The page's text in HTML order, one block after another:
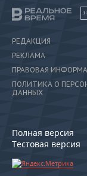
РЕДАКЦИЯ
РЕКЛАМА
ПРАВОВАЯ
ПОЛИТИКА О
ДАННЫХ
Полная версия
Тестовая версия